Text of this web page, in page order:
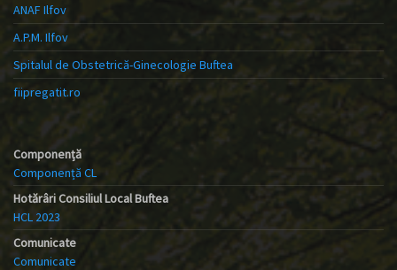
ANAF Ilfov
A.P.M. Ilfov
Spitalul de Obstetrică-Ginecologie Buftea
fiipregatit.ro
Componență
Componență CL
Hotărâri Consiliul Local Buftea
HCL 2023
Comunicate
Comunicate